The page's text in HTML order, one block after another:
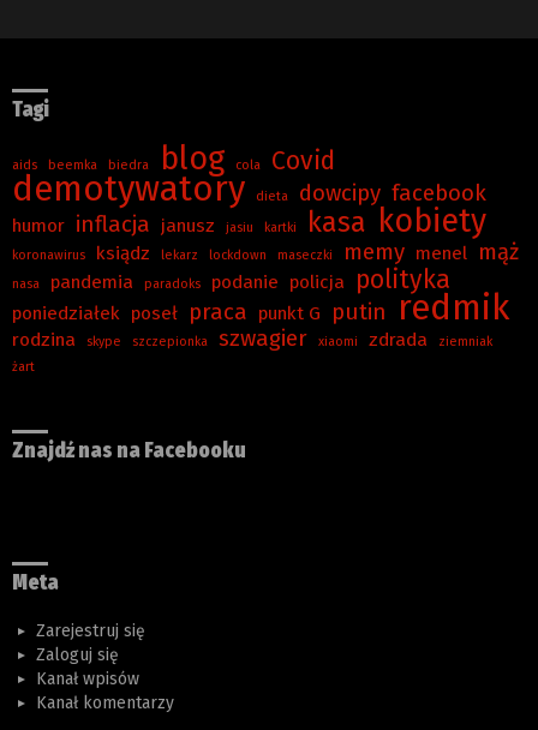
Tagi
aids beemka biedra blog cola Covid
demotywatory dieta dowcipy facebook
humor inflacja janusz jasiu kartki kasa kobiety
koronawirus ksiądz lekarz lockdown maseczki memy menel mąż
nasa pandemia paradoks podanie policja polityka
poniedziałek poseł praca punkt G putin redmik
rodzina skype szczepionka szwagier xiaomi zdrada
ziemniak
żart
Znajdź nas na Facebooku
Meta
Zarejestruj się
Zaloguj się
Kanał wpisów
Kanał komentarzy